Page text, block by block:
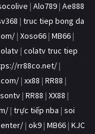
| Alo789 | Ae888
| truc tiep bong da
| Xoso66 | MB66 |
| colatv truc tiep
rr88co.net/ |
| xx88 | RR88 |
| RR88 | XX88 |
| trực tiếp nba | soi
| ok9 | MB66 | KJC